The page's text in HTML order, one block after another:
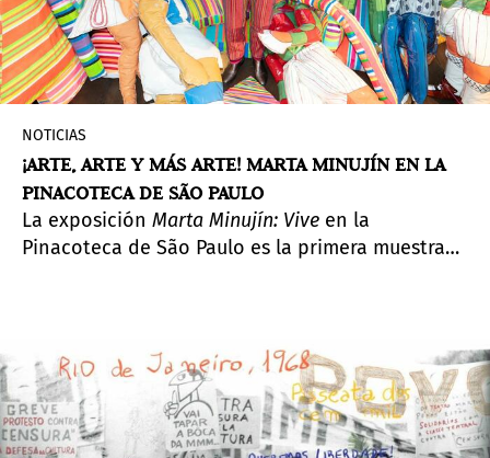
NOTICIAS
¡ARTE, ARTE Y MÁS ARTE! MARTA MINUJÍN EN LA
PINACOTECA DE SÃO PAULO
La exposición Marta Minujín: Vive en la
Pinacoteca de São Paulo es la primera muestra